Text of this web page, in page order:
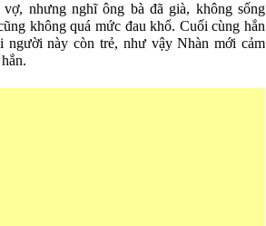
nhưng nghĩ ông bà đã già, không sống
không quá mức đau khổ. Cuối cùng hắn
người này còn trẻ, như vậy Nhàn mới cảm